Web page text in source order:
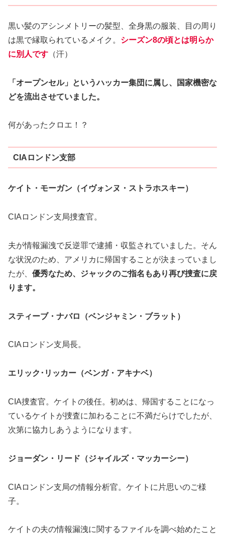
黒い髪のアシンメトリーの髪型、全身黒の服装、目の周り
は黒で縁取られているメイク。 シーズン8の頃とは明らか
に別人です （汗）
「オープンセル」というハッカー集団に属し、国家機密な
どを流出させていました。
何があったクロエ！？
CIAロンドン支部
ケイト・モーガン（イヴォンヌ・ストラホスキー）
CIAロンドン支局捜査官。
夫が情報漏洩で反逆罪で逮捕・収監されていました。そん
な状況のため、アメリカに帰国することが決まっていまし
たが、 優秀なため、ジャックのご指名もあり再び捜査に戻
ります。
スティーブ・ナバロ（ベンジャミン・ブラット）
CIAロンドン支局長。
エリック･リッカー（ベンガ・アキナベ）
CIA捜査官。ケイトの後任。初めは、帰国することになっ
ているケイトが捜査に加わることに不満だらけでしたが、
次第に協力しあうようになります。
ジョーダン・リード（ジャイルズ・マッカーシー）
CIAロンドン支局の情報分析官。ケイトに片思いのご様
子。
ケイトの夫の情報漏洩に関するファイルを調べ始めたこと